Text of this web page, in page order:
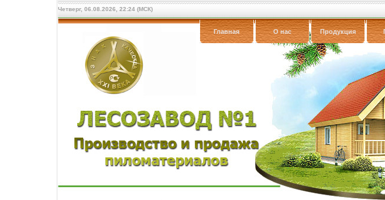
Четверг, 06.08.2026, 22:24 (МСК)
Главная О нас Продукция